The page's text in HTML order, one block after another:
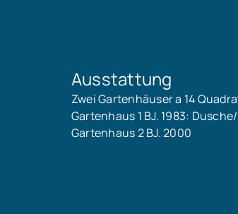
Ausstattung
Zwei Gartenhäuser a 14
Gartenhaus 1 BJ. 1983:
Gartenhaus 2 BJ. 2000